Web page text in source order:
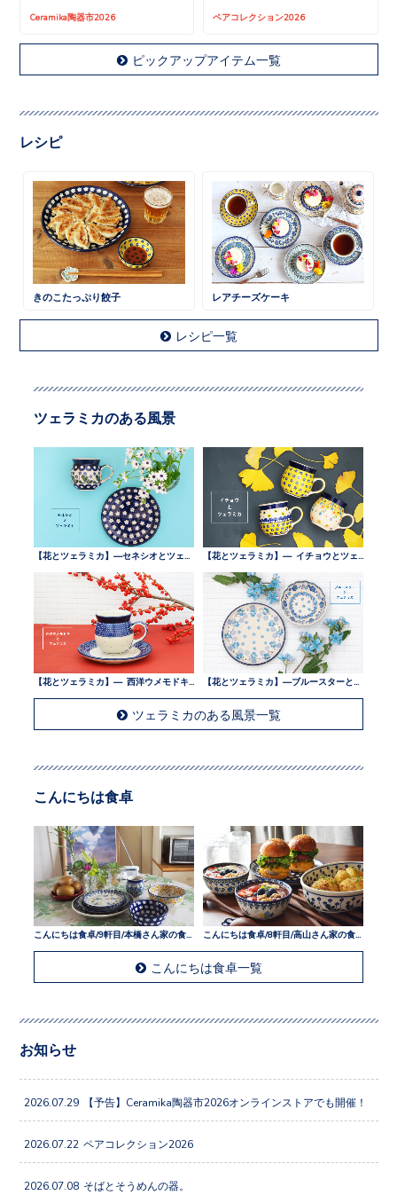
Ceramika陶器市2026 ペアコレクション2026
ピックアップアイテム一覧
レシピ
きのこたっぷり餃子 レアチーズケーキ
レシピ一覧
ツェラミカのある風景
ツェラミカのある風景一覧
こんにちは食卓
こんにちは食卓/9軒目/本橋さん家の食卓
こんにちは食卓一覧
お知らせ
2026.07.29 【予告】Ceramika陶器市2026オンラインストアでも開催！
2026.07.22 ペアコレクション2026
2026.07.08 そばとそうめんの器。